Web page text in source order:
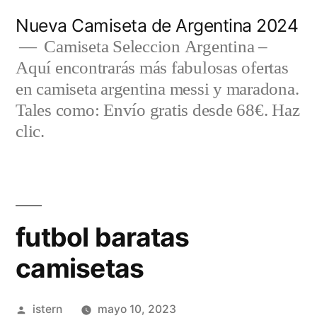
contenido
Nueva Camiseta de Argentina 2024
Camiseta Seleccion Argentina –
Aquí encontrarás más fabulosas ofertas
en camiseta argentina messi y maradona.
Tales como: Envío gratis desde 68€. Haz
clic.
futbol baratas
camisetas
Publicado
istern mayo 10, 2023